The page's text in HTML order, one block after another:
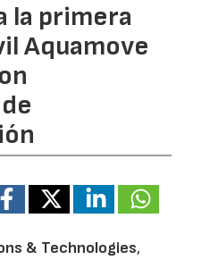
la primera
Aquamove
& Technologies,